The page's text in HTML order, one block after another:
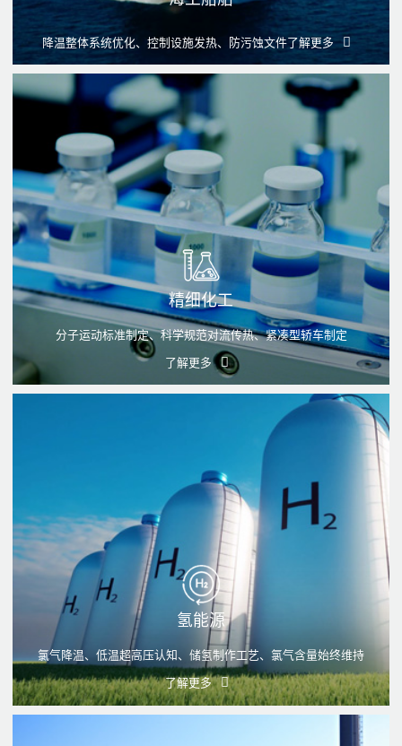
降温整体系统优化、控制设施发热、防污蚀文件了解更多
精细化工
分子运动标准制定、科学规范对流传热、紧凑型轿车制定
了解更多
氢能源
氯气降温、低温超高压认知、储氢制作工艺、氯气含量始终维持
了解更多